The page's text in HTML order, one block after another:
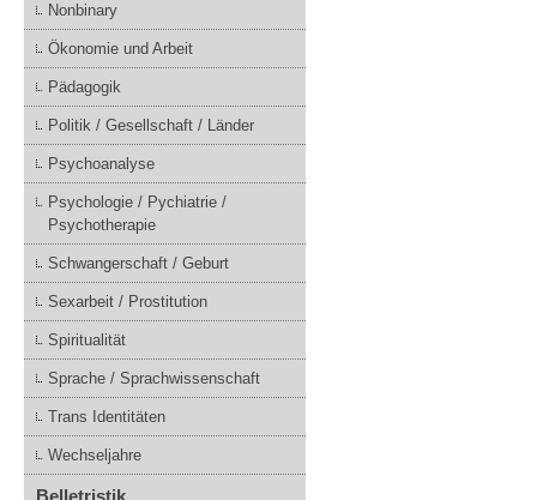
Nonbinary
Ökonomie und Arbeit
Pädagogik
Politik / Gesellschaft / Länder
Psychoanalyse
Psychologie / Pychiatrie /
Psychotherapie
Schwangerschaft / Geburt
Sexarbeit / Prostitution
Spiritualität
Sprache / Sprachwissenschaft
Trans Identitäten
Wechseljahre
Belletristik